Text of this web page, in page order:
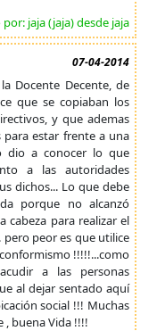
por: jaja (jaja) desde jaja
07-04-2014
Docente Decente, de
que se copiaban los
y que ademas
para estar frente a una
dio a conocer lo que
a las autoridades
dichos... Lo que debe
porque no alcanzó
cabeza para realizar el
peor es que utilice
!!!!!...como
a las personas
al dejar sentado aquí
social !!! Muchas
, buena Vida !!!!